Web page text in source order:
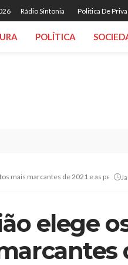
Rádio Sintonia Politica De
POLÍTICA
mais marcantes de 2021 e as
elege